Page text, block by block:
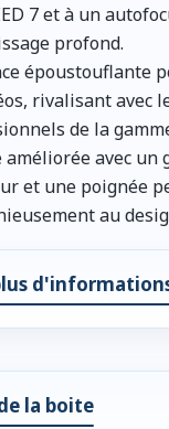
7 et à un
profond.
époustouflante
rivalisant avec
de la
avec un
et une poignée
au
la boite